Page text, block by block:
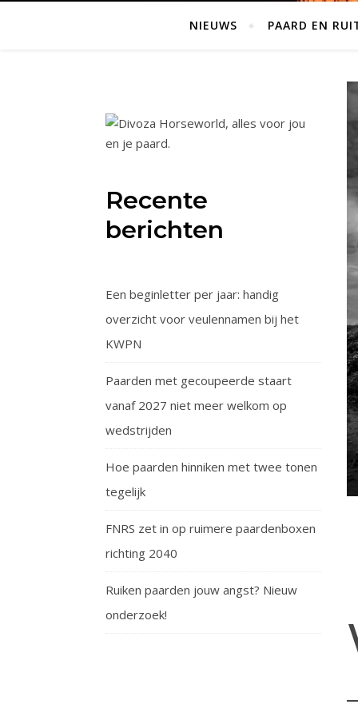
NIEUWS PAARD EN
Recente
berichten
Een beginletter per jaar: handig
overzicht voor veulennamen bij het
KWPN
Paarden met gecoupeerde staart
vanaf 2027 niet meer welkom op
wedstrijden
Hoe paarden hinniken met twee tonen
tegelijk
FNRS zet in op ruimere paardenboxen
richting 2040
Ruiken paarden jouw angst? Nieuw
onderzoek!